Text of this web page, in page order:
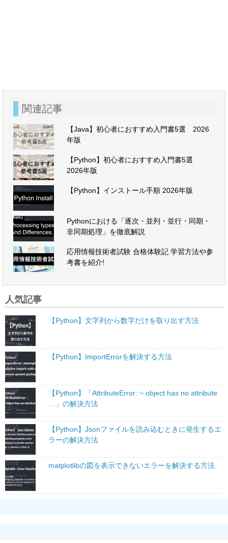
関連記事
【Java】初心者におすすめ入門書5選 2026
年版
【Python】初心者におすすめ入門書5選
2026年版
【Python】インストール手順 2026年版
Pythonにおける「逐次・並列・並行・同期・
非同期処理」を徹底解説
応用情報技術者試験 合格体験記 学習方法や参
考書を紹介!
人気記事
【Python】文字列から数字だけを取り出す方法
【Python】ImportErrorを解決する方法
【Python】「AttributeError: ~ object has no attribute
…」の解決方法
【Python】Jsonファイルを読み込むときに発生するエ
ラーの解決方法
matplotlibの図を表示できないエラーを解決する方法